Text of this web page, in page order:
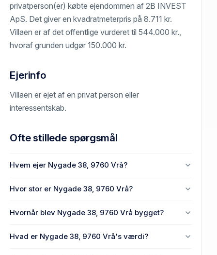
privatperson(er) købte ejendommen af 2B INVEST
ApS. Det giver en kvadratmeterpris på 8.711 kr.
Villaen er af det offentlige vurderet til 544.000 kr.,
hvoraf grunden udgør 150.000 kr.
Ejerinfo
Villaen er ejet af en privat person eller
interessentskab.
Ofte stillede spørgsmål
Hvem ejer Nygade 38, 9760 Vrå?
Hvor stor er Nygade 38, 9760 Vrå?
Hvornår blev Nygade 38, 9760 Vrå bygget?
38, 9760 Vrå.
Hvad er Nygade 38, 9760 Vrå's værdi?